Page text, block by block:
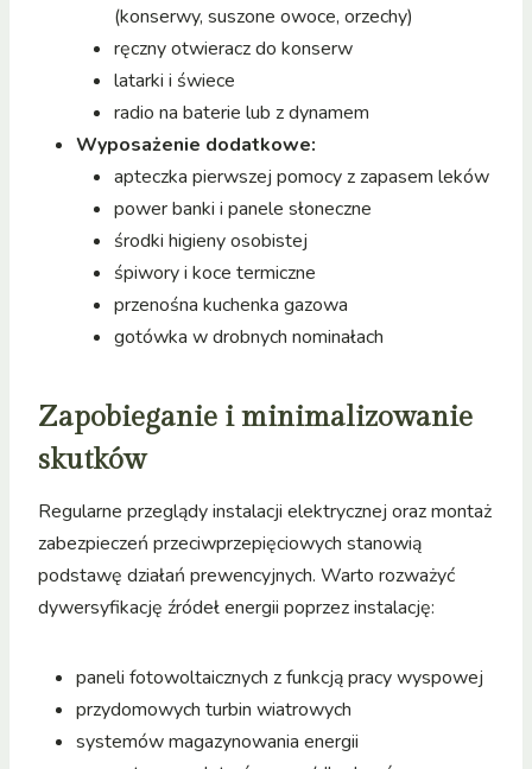
(konserwy, suszone owoce, orzechy)
ręczny otwieracz do konserw
latarki i świece
radio na baterie lub z dynamem
Wyposażenie dodatkowe:
apteczka pierwszej pomocy z zapasem leków
power banki i panele słoneczne
środki higieny osobistej
śpiwory i koce termiczne
przenośna kuchenka gazowa
gotówka w drobnych nominałach
Zapobieganie i minimalizowanie
skutków
Regularne przeglądy instalacji elektrycznej oraz montaż
zabezpieczeń przeciwprzepięciowych stanowią
podstawę działań prewencyjnych. Warto rozważyć
dywersyfikację źródeł energii poprzez instalację:
paneli fotowoltaicznych z funkcją pracy wyspowej
przydomowych turbin wiatrowych
systemów magazynowania energii